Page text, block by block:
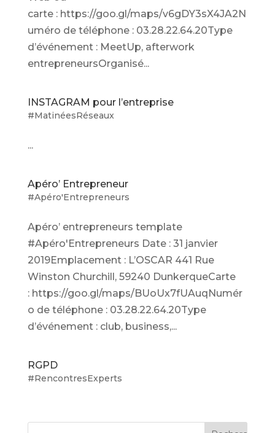
carte : https://goo.gl/maps/v6gDY3sX4JA2N
uméro de téléphone : 03.28.22.64.20Type
d’événement : MeetUp, afterwork
entrepreneursOrganisé...
INSTAGRAM pour l’entreprise
#MatinéesRéseaux
...
Apéro’ Entrepreneur
#Apéro'Entrepreneurs
Apéro’ entrepreneurs template
#Apéro'Entrepreneurs Date : 31 janvier
2019Emplacement : L’OSCAR 441 Rue
Winston Churchill, 59240 DunkerqueCarte
: https://goo.gl/maps/BUoUx7fUAuqNumér
o de téléphone : 03.28.22.64.20Type
d’événement : club, business,...
RGPD
#RencontresExperts